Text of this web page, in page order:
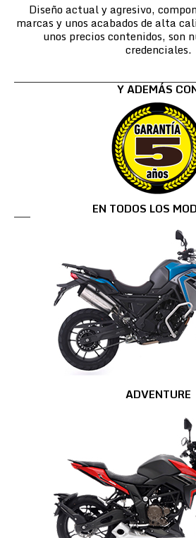
Diseño actual y agresivo,
marcas y unos acabados de alta
unos precios contenidos, son
credenciales.
Y ADEMÁS
EN TODOS LOS
ADVENTURE